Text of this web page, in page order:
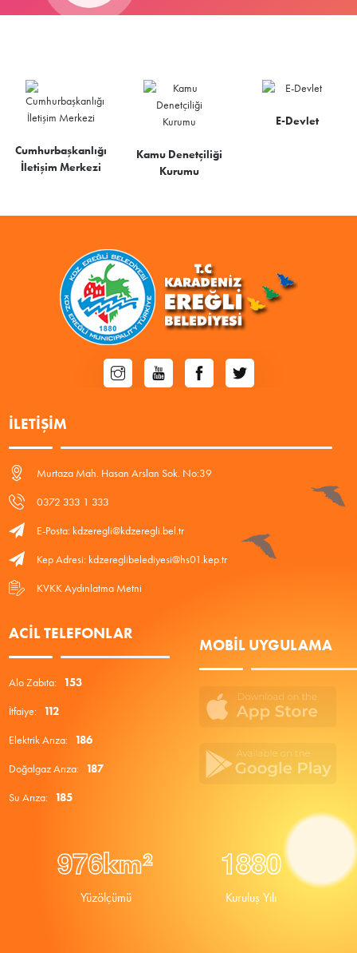
Cumhurbaşkanlığı
İletişim Merkezi
Kamu Denetçiliği
Kurumu
E-Devlet
İLETIŞIM
Murtaza Mah. Hasan Arslan Sok. No:39
0372 333 1 333
E-Posta: kdzeregli@kdzeregli.bel.tr
Kep Adresi: kdzereglibelediyesi@hs01.kep.tr
KVKK Aydınlatma Metni
ACIL TELEFONLAR
Alo Zabıta: 153
İtfaiye: 112
Elektrik Arıza: 186
Doğalgaz Arıza: 187
Su Arıza: 185
MOBIL UYGULAMA
976km²
Yüzölçümü
1880
Kuruluş Yılı